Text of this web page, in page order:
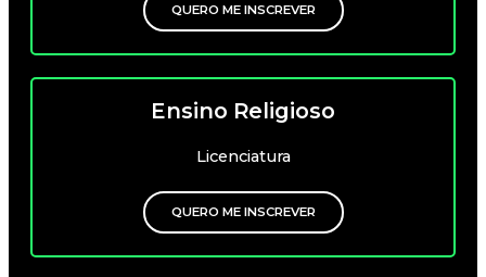
QUERO ME INSCREVER
Ensino Religioso
Licenciatura
QUERO ME INSCREVER